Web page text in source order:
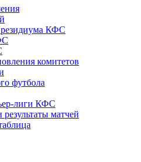
КФС
комитетов
футбола
лиги КФС
результаты матчей